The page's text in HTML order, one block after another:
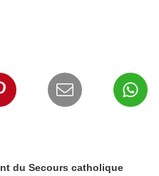
du Secours catholique